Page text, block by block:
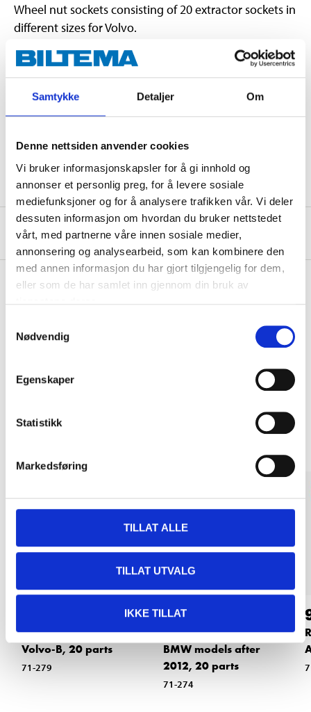
Samtykke Detaljer Om
Denne nettsiden anvender cookies
Vi bruker informasjonskapsler for å gi innhold og
annonser et personlig preg, for å levere sosiale
mediefunksjoner og for å analysere trafikken vår. Vi deler
dessuten informasjon om hvordan du bruker nettstedet
vårt, med partnerne våre innen sosiale medier,
annonsering og analysearbeid, som kan kombinere den
med annen informasjon du har gjort tilgjengelig for dem,
eller som de har samlet inn gjennom din bruk av
Nødvendig
Egenskaper
Statistikk
Markedsføring
TILLAT ALLE
TILLAT UTVALG
IKKE TILLAT
Wheel nut sockets consisting of 20 extractor sockets in
different sizes for Volvo.
Contents:
20 extractor sockets in sizes: 7601, 7602, 7603, 7604,
7605, 7606, 7607, 7608, 7609, 7610, 7611, 7612, 7613,
About the manufacturer
Pay & Collect in your local store within 2 hours!
Other customers also bought
Rim lock key set for
Volvo-B, 20 parts
71-279
999
Rim lock key set for
BMW models after
2012, 20 parts
71-274